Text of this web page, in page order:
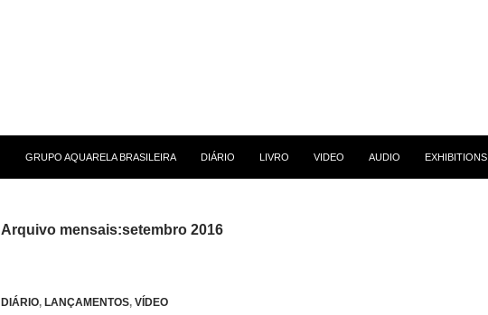
GRUPO AQUARELA BRASILEIRA
DIÁRIO LIVRO VIDEO AUDIO EXHIBITIONS
Arquivo mensais:setembro 2016
DIÁRIO, LANÇAMENTOS, VÍDEO